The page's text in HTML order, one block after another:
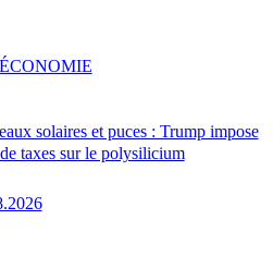
solaires et puces : Trump impose
taxes sur le polysilicium
ÉCONOMIE